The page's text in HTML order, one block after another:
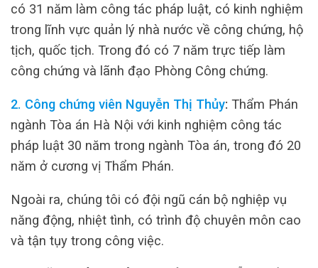
có 31 năm làm công tác pháp luật, có kinh nghiệm
trong lĩnh vực quản lý nhà nước về công chứng, hộ
tịch, quốc tịch. Trong đó có 7 năm trực tiếp làm
công chứng và lãnh đạo Phòng Công chứng.
2. Công chứng viên Nguyễn Thị Thủy: Thẩm Phán
ngành Tòa án Hà Nội với kinh nghiệm công tác
pháp luật 30 năm trong ngành Tòa án, trong đó 20
năm ở cương vị Thẩm Phán.
Ngoài ra, chúng tôi có đội ngũ cán bộ nghiệp vụ
năng động, nhiệt tình, có trình độ chuyên môn cao
và tận tụy trong công việc.